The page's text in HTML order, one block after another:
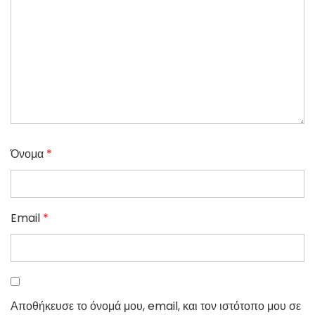
Όνομα *
Email *
Αποθήκευσε το όνομά μου, email, και τον ιστότοπο μου σε